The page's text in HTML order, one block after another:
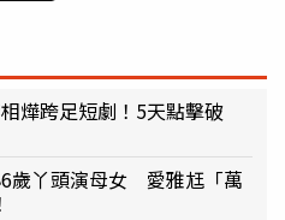
燁跨足短劇！5天點擊破
歲丫頭演母女 愛雅尪「萬